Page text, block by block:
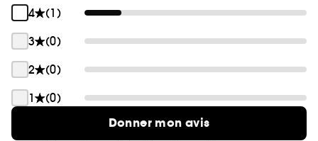
4
(1)
3
(0)
2
(0)
1
(0)
Donner mon avis